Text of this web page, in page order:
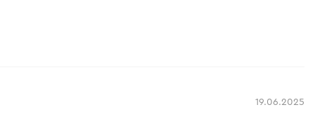
19.06.2025